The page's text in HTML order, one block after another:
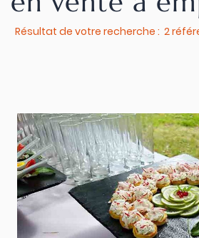
Résultat de votre recherche : 2